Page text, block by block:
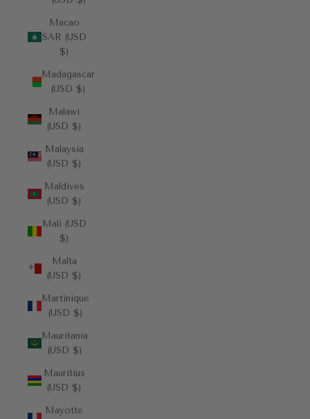
Macao
SAR (USD
$)
Madagascar
(USD $)
Malawi
(USD $)
Malaysia
(USD $)
Maldives
(USD $)
Mali (USD
$)
Malta
(USD $)
Martinique
(USD $)
Mauritania
(USD $)
Mauritius
(USD $)
Mayotte